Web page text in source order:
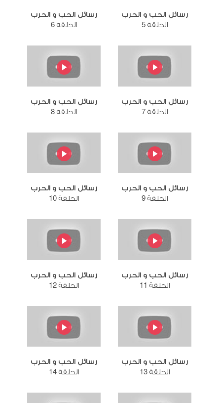
رسائل الحب و الحرب
الحلقة 5
رسائل الحب و الحرب
الحلقة 6
رسائل الحب و الحرب
الحلقة 7
رسائل الحب و الحرب
الحلقة 8
رسائل الحب و الحرب
الحلقة 9
رسائل الحب و الحرب
الحلقة 10
رسائل الحب و الحرب
الحلقة 11
رسائل الحب و الحرب
الحلقة 12
رسائل الحب و الحرب
الحلقة 13
رسائل الحب و الحرب
الحلقة 14